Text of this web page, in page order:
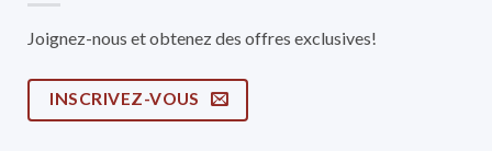
Joignez-nous et obtenez des offres exclusives!
INSCRIVEZ-VOUS